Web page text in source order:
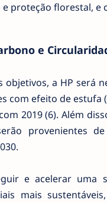
e proteção florestal,
e
objetivos, a HP será
com efeito de estufa
2019 (6). Além
provenientes
e acelerar uma
mais